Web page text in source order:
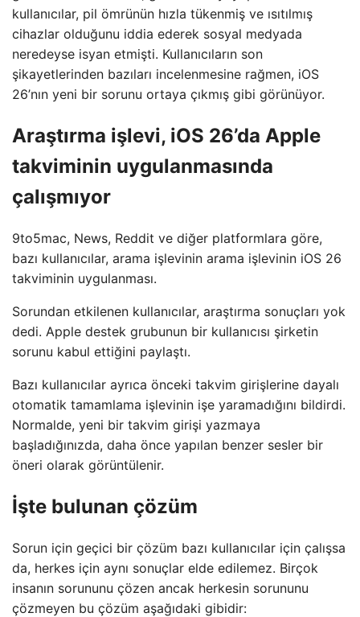
kullanıcılar, pil ömrünün hızla tükenmiş ve ısıtılmış
cihazlar olduğunu iddia ederek sosyal medyada
neredeyse isyan etmişti. Kullanıcıların son
şikayetlerinden bazıları incelenmesine rağmen, iOS
26’nın yeni bir sorunu ortaya çıkmış gibi görünüyor.
Araştırma işlevi, iOS 26’da Apple
takviminin uygulanmasında
çalışmıyor
9to5mac, News, Reddit ve diğer platformlara göre,
bazı kullanıcılar, arama işlevinin arama işlevinin iOS 26
takviminin uygulanması.
Sorundan etkilenen kullanıcılar, araştırma sonuçları yok
dedi. Apple destek grubunun bir kullanıcısı şirketin
sorunu kabul ettiğini paylaştı.
Bazı kullanıcılar ayrıca önceki takvim girişlerine dayalı
otomatik tamamlama işlevinin işe yaramadığını bildirdi.
Normalde, yeni bir takvim girişi yazmaya
başladığınızda, daha önce yapılan benzer sesler bir
öneri olarak görüntülenir.
İşte bulunan çözüm
Sorun için geçici bir çözüm bazı kullanıcılar için çalışsa
da, herkes için aynı sonuçlar elde edilemez. Birçok
insanın sorununu çözen ancak herkesin sorununu
çözmeyen bu çözüm aşağıdaki gibidir: